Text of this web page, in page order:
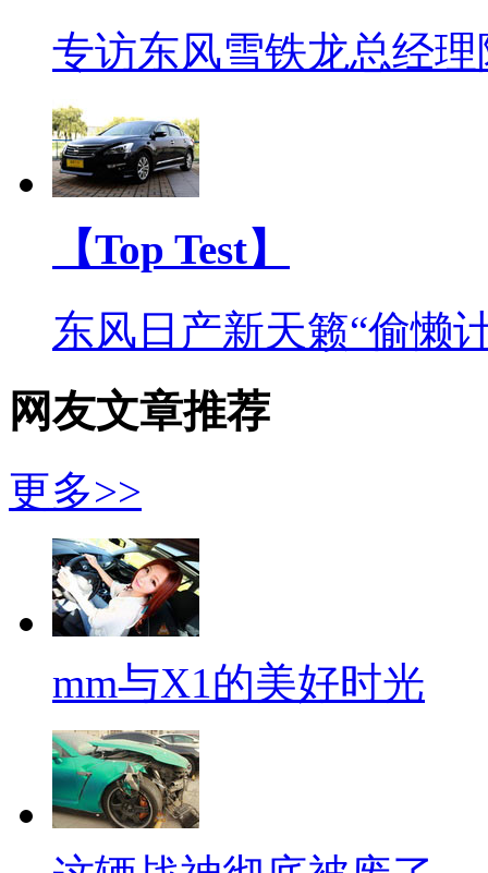
专访东风雪铁龙总经
【Top Test】
东风日产新天籁“偷懒
网友文章推荐
更多>>
mm与X1的美好时光